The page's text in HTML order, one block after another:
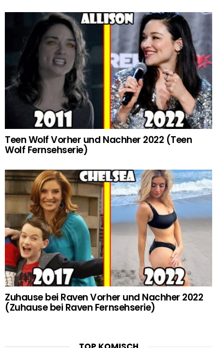
Teen Wolf Vorher und Nachher 2022 (Teen
Wolf Fernsehserie)
Zuhause bei Raven Vorher und Nachher 2022
(Zuhause bei Raven Fernsehserie)